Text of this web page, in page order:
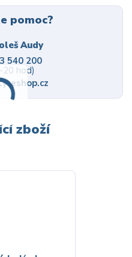
pomoc?
Audy
540 200
20 hod)
eshop.cz
zboží